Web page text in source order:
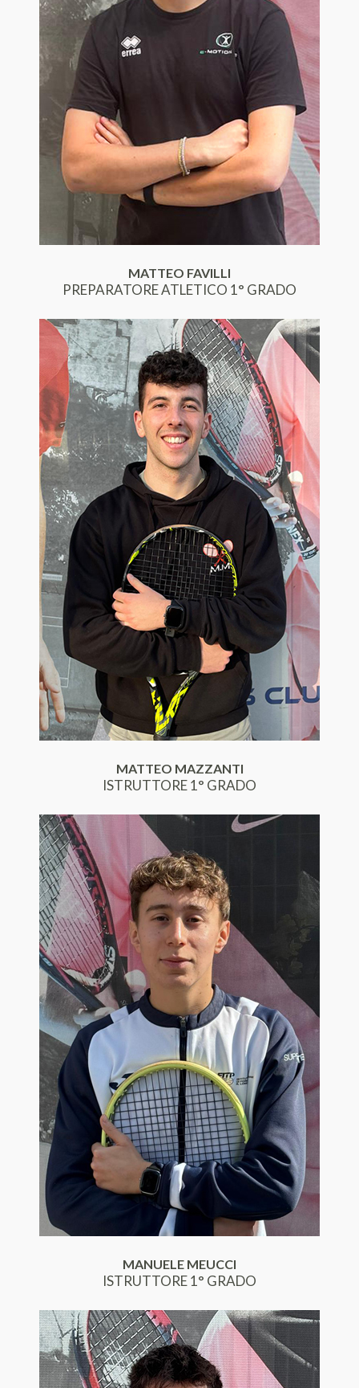
MATTEO FAVILLI
PREPARATORE ATLETICO 1° GRADO
MATTEO MAZZANTI
ISTRUTTORE 1° GRADO
MANUELE MEUCCI
ISTRUTTORE 1° GRADO